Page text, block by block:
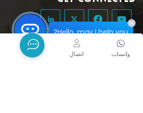
تواصل معنا
بيت واتساب اتصال
Hello, may I help you?